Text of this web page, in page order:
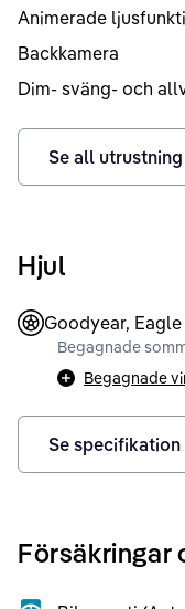
Animerade
Backkamera
Dim- sväng- och
Se all
Hjul
Goodyear,
Begagnade
Begagnade
Se
Försäkringar